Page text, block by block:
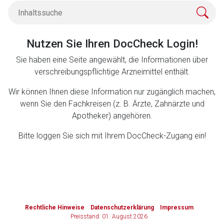
Nutzen Sie Ihren DocCheck Login!
Sie haben eine Seite angewählt, die Informationen über
verschreibungspflichtige Arzneimittel enthält.
Wir können Ihnen diese Information nur zugänglich machen,
wenn Sie den Fachkreisen (z. B. Ärzte, Zahnärzte und
Apotheker) angehören.
Bitte loggen Sie sich mit Ihrem DocCheck-Zugang ein!
Rechtliche Hinweise Datenschutzerklärung
Impressum
Preisstand: 01. August 2026